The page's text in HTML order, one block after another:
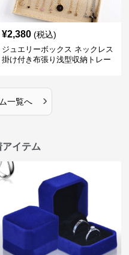
¥2,380 (税込)
ジュエリーボックス ネックレス
掛け付き布張り浅型収納トレー
一覧へ ›
イテム